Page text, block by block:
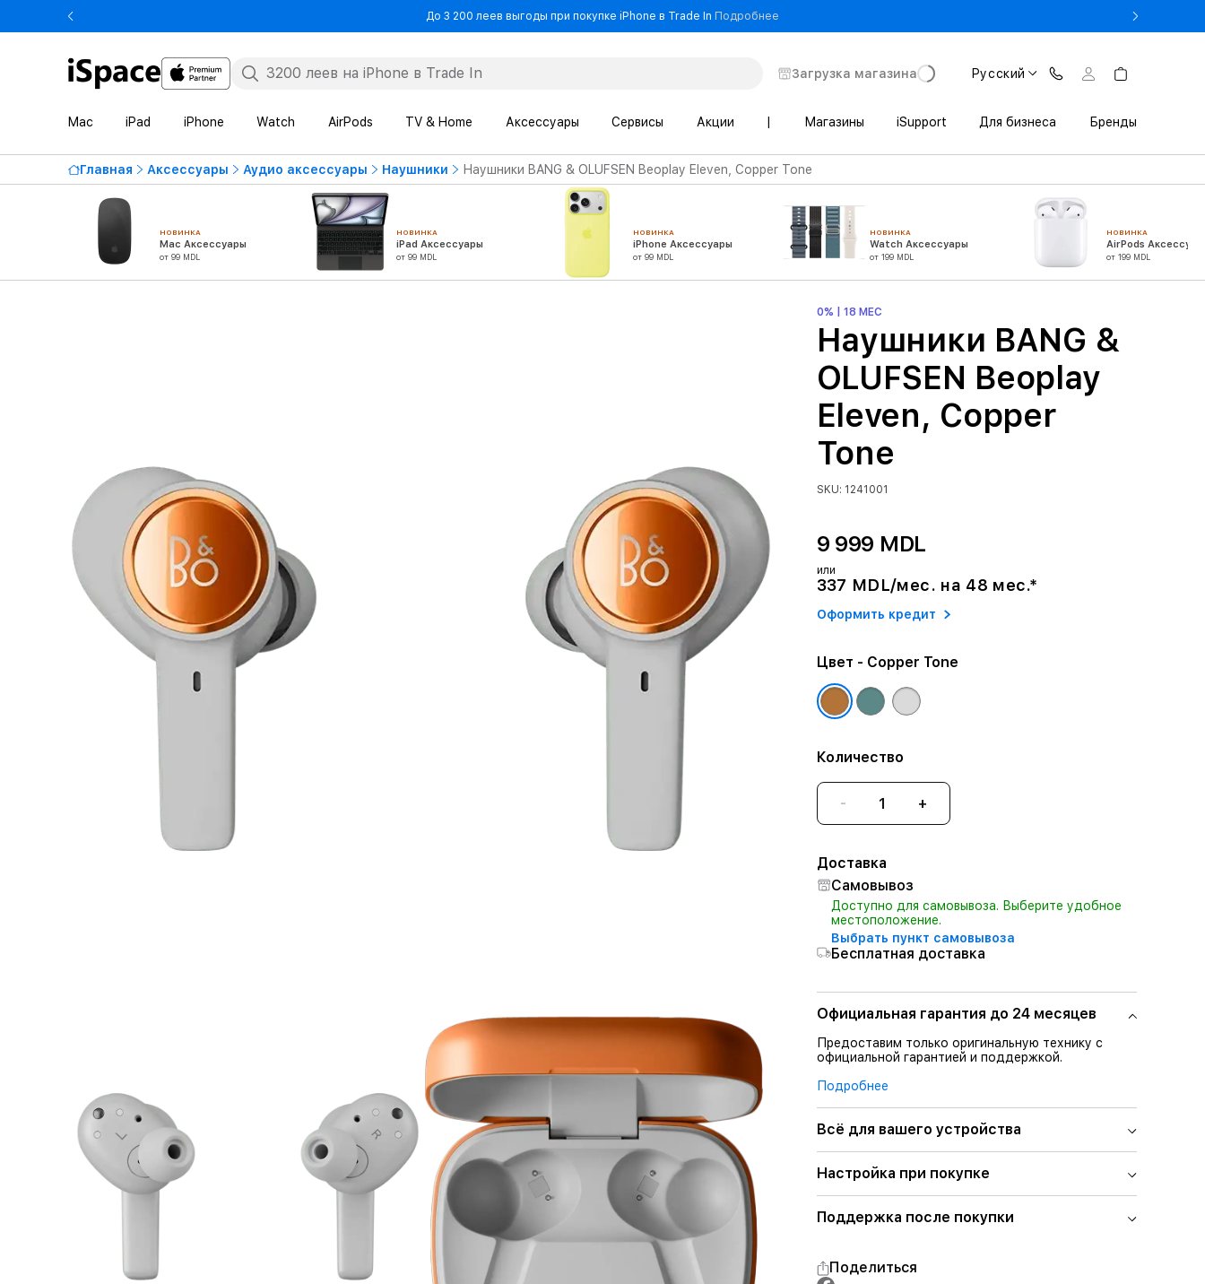
До 3 200 леев выгоды при покупке iPhone в Trade In Подробнее
Загрузка магазина Русский
Mac iPad iPhone Watch AirPods TV & Home Аксессуары Сервисы Акции Магазины iSupport Для бизнеса Бренды
Главная Аксессуары Аудио аксессуары Наушники Наушники BANG & OLUFSEN Beoplay Eleven, Copper Tone
НОВИНКА
Mac Аксессуары
от 99 MDL
НОВИНКА
iPad Аксессуары
от 99 MDL
НОВИНКА
iPhone Аксессуары
от 99 MDL
НОВИНКА
Watch Аксессуары
от 199 MDL
НОВИНКА
AirPods
от 199 MDL
0% | 18 МЕС
Наушники BANG &
OLUFSEN Beoplay
Eleven, Copper
Tone
SKU: 1241001
9 999 MDL
или
337 MDL/мес. на 48 мес.*
Оформить кредит
Цвет - Copper Tone
Количество
- +
Доставка
Самовывоз
Доступно для самовывоза. Выберите удобное
местоположение.
Выбрать пункт самовывоза
Бесплатная доставка
Официальная гарантия до 24 месяцев
Предоставим только оригинальную технику с
официальной гарантией и поддержкой.
Подробнее
Всё для вашего устройства
Настройка при покупке
Поддержка после покупки
Поделиться